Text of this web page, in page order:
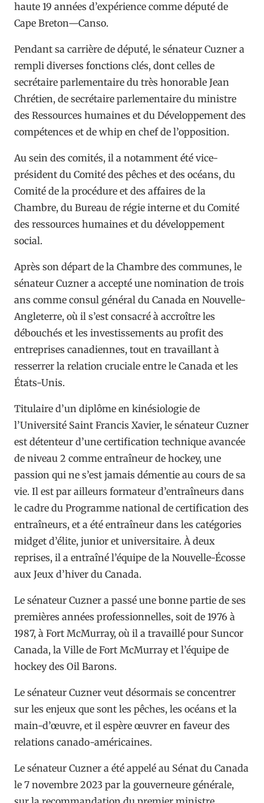
haute 19 années d’expérience comme député de
Cape Breton—Canso.
Pendant sa carrière de député, le sénateur Cuzner a
rempli diverses fonctions clés, dont celles de
secrétaire parlementaire du très honorable Jean
Chrétien, de secrétaire parlementaire du ministre
des Ressources humaines et du Développement des
compétences et de whip en chef de l’opposition.
Au sein des comités, il a notamment été vice-
président du Comité des pêches et des océans, du
Comité de la procédure et des affaires de la
Chambre, du Bureau de régie interne et du Comité
des ressources humaines et du développement
social.
Après son départ de la Chambre des communes, le
sénateur Cuzner a accepté une nomination de trois
ans comme consul général du Canada en Nouvelle-
Angleterre, où il s’est consacré à accroître les
débouchés et les investissements au profit des
entreprises canadiennes, tout en travaillant à
resserrer la relation cruciale entre le Canada et les
États-Unis.
Titulaire d’un diplôme en kinésiologie de
l’Université Saint Francis Xavier, le sénateur Cuzner
est détenteur d’une certification technique avancée
de niveau 2 comme entraîneur de hockey, une
passion qui ne s’est jamais démentie au cours de sa
vie. Il est par ailleurs formateur d’entraîneurs dans
le cadre du Programme national de certification des
entraîneurs, et a été entraîneur dans les catégories
midget d’élite, junior et universitaire. À deux
reprises, il a entraîné l’équipe de la Nouvelle-Écosse
aux Jeux d’hiver du Canada.
Le sénateur Cuzner a passé une bonne partie de ses
premières années professionnelles, soit de 1976 à
1987, à Fort McMurray, où il a travaillé pour Suncor
Canada, la Ville de Fort McMurray et l’équipe de
hockey des Oil Barons.
Le sénateur Cuzner veut désormais se concentrer
sur les enjeux que sont les pêches, les océans et la
main-d’œuvre, et il espère œuvrer en faveur des
relations canado-américaines.
Le sénateur Cuzner a été appelé au Sénat du Canada
le 7 novembre 2023 par la gouverneure générale,